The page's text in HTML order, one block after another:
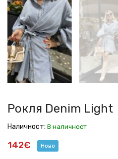
Denim
Light
Denim
Light
Denim
Light
Denim
Light
Denim
Light
Рокля Denim Light
Наличност: В наличност
142€ Ново